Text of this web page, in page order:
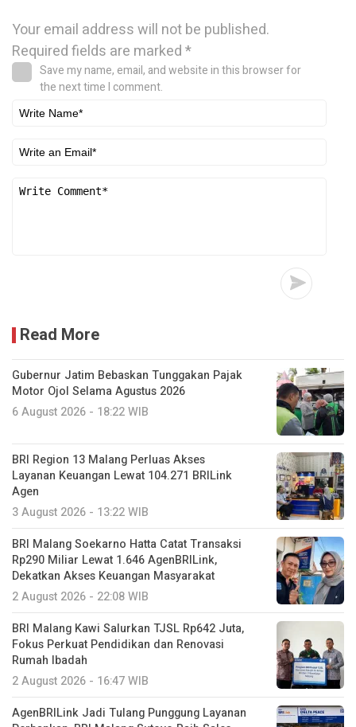
Your email address will not be published.
Required fields are marked*
Save my name, email, and website in this browser for
the next time I comment.
Read More
Gubernur Jatim Bebaskan Tunggakan Pajak
Motor Ojol Selama Agustus 2026
6 August 2026 - 18:22 WIB
BRI Region 13 Malang Perluas Akses
Layanan Keuangan Lewat 104.271 BRILink
Agen
3 August 2026 - 13:22 WIB
BRI Malang Soekarno Hatta Catat Transaksi
Rp290 Miliar Lewat 1.646 AgenBRILink,
Dekatkan Akses Keuangan Masyarakat
2 August 2026 - 22:08 WIB
BRI Malang Kawi Salurkan TJSL Rp642 Juta,
Fokus Perkuat Pendidikan dan Renovasi
Rumah Ibadah
2 August 2026 - 16:47 WIB
AgenBRILink Jadi Tulang Punggung Layanan